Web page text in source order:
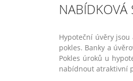
NABÍDKOVÁ
Hypoteční úvěry
pokles. Banky a
Pokles úroků u
nabídnout atraktivní